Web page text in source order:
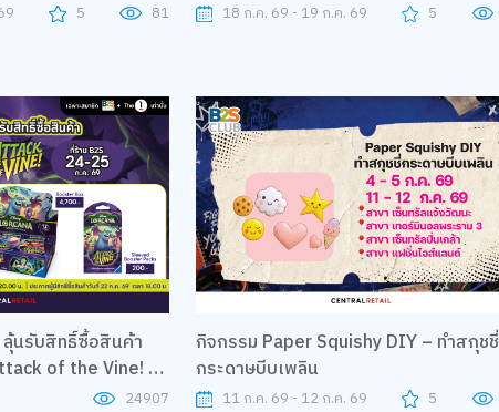
5 81 18 ก.ค. 69 - 19 ก.ค. 69 5
นรับสิทธิ์ซื้อสินค้า
of the Vine! ที่
24907
กิจกรรม Paper Squishy DIY – ทำสกุชชี่
กระดาษบีบเพลิน
11 ก.ค. 69 - 12 ก.ค. 69 5